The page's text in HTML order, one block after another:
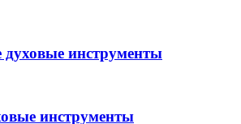
духовые инструменты
инструменты